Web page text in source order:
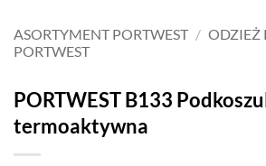
ASORTYMENT PORTWEST / ODZIEŻ
PORTWEST
PORTWEST B133
termoaktywna